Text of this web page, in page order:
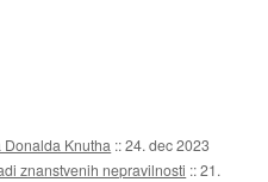
Knutha ::24. dec 2023
znanstvenih nepravilnosti ::21.